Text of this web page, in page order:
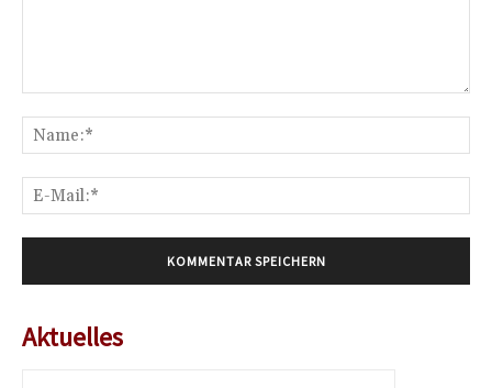
Aktuelles